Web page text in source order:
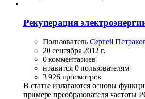
Рекуперация
Пользователь Сергей
20 сентября 2012 г.
0 комментариев
нравится 0 пользователям
3 926 просмотров
В статье излагаются основы
примере преобразователя